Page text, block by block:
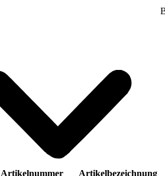
Artikelnummer
Artikelbezeichnung